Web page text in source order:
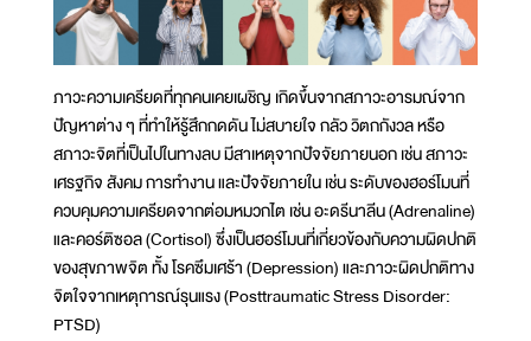
ภาวะความเครียดที่ทุกคนเคยเผชิญ เกิดขึ้นจากสภาวะอารมณ์จาก
ปัญหาต่าง ๆ ที่ทำให้รู้สึกกดดัน ไม่สบายใจ กลัว วิตกกังวล หรือ
สภาวะจิตที่เป็นไปในทางลบ มีสาเหตุจากปัจจัยภายนอก เช่น สภาวะ
เศรฐกิจ สังคม การทำงาน และปัจจัยภายใน เช่น ระดับของฮอร์โมนที่
ควบคุมความเครียดจากต่อมหมวกไต เช่น อะดรีนาลีน (Adrenaline)
และคอร์ติซอล (Cortisol) ซึ่งเป็นฮอร์โมนที่เกี่ยวข้องกับความผิดปกติ
ของสุขภาพจิต ทั้ง โรคซึมเศร้า (Depression) และภาวะผิดปกติทาง
จิตใจจากเหตุการณ์รุนแรง (Posttraumatic Stress Disorder:
PTSD)